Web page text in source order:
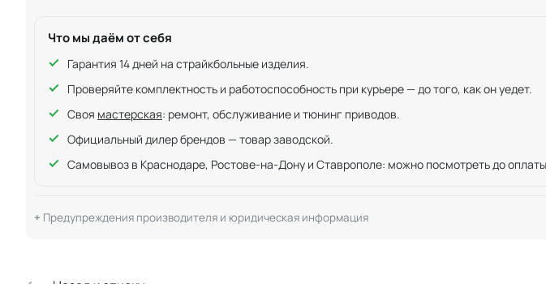
Что мы даём от себя
Гарантия 14 дней на страйкбольные изделия.
Проверяйте комплектность и работоспособность при курьере — до того, как он уедет.
Своя мастерская: ремонт, обслуживание и тюнинг приводов.
Официальный дилер брендов — товар заводской.
Самовывоз в Краснодаре, Ростове-на-Дону и Ставрополе: можно посмотреть до
Предупреждения производителя и юридическая информация